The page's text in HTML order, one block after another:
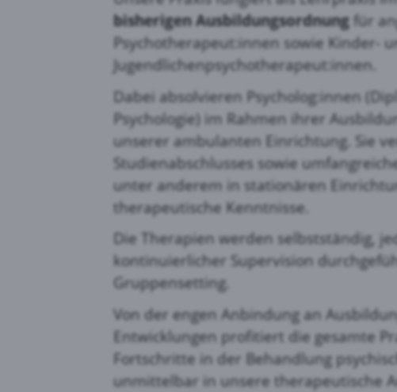
bisherigen Ausbildungsordnung für
Psychotherapeut:innen sowie Kinder-
Jugendlichenpsychotherapeut:innen.
Dabei absolvieren Psycholog:innen
Psychologie) im Rahmen ihrer
unserer ambulanten Einrichtung. Sie
Studienabschlusses sowie
unter anderem in stationären
therapeutische Kenntnisse.
Die Therapien werden selbstständig,
kontinuierlicher Supervision
Gruppensetting.
Von der engen Anbindung an
Entwicklungen profitiert die gesamte
Fortschritte in der Behandlung
unmittelbar in unsere therapeutische